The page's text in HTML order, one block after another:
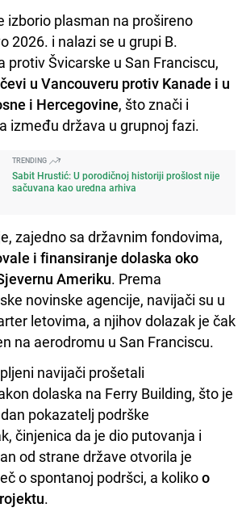
izborio plasman na prošireno
2026. i nalazi se u grupi B.
protiv Švicarske u San Franciscu,
u Vancouveru protiv Kanade i u
i Hercegovine, što znači i
između država u grupnoj fazi.
TRENDING
Sabit Hrustić: U porodičnoj historiji prošlost nije
sačuvana kao uredna arhiva
zajedno sa državnim fondovima,
i finansiranje dolaska oko
Ameriku. Prema
novinske agencije, navijači su u
letovima, a njihov dolazak je čak
na aerodromu u San Franciscu.
navijači prošetali
dolaska na Ferry Building, što je
pokazatelj podrške
činjenica da je dio putovanja i
od strane države otvorila je
o spontanoj podršci, a kolikoo
.